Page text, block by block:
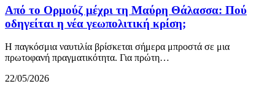
Από το Ορμούζ μέχρι τη Μαύρη Θάλασσα: Πού
οδηγείται η νέα γεωπολιτική κρίση;
Η παγκόσμια ναυτιλία βρίσκεται σήμερα μπροστά σε μια
πρωτοφανή πραγματικότητα. Για πρώτη…
22/05/2026